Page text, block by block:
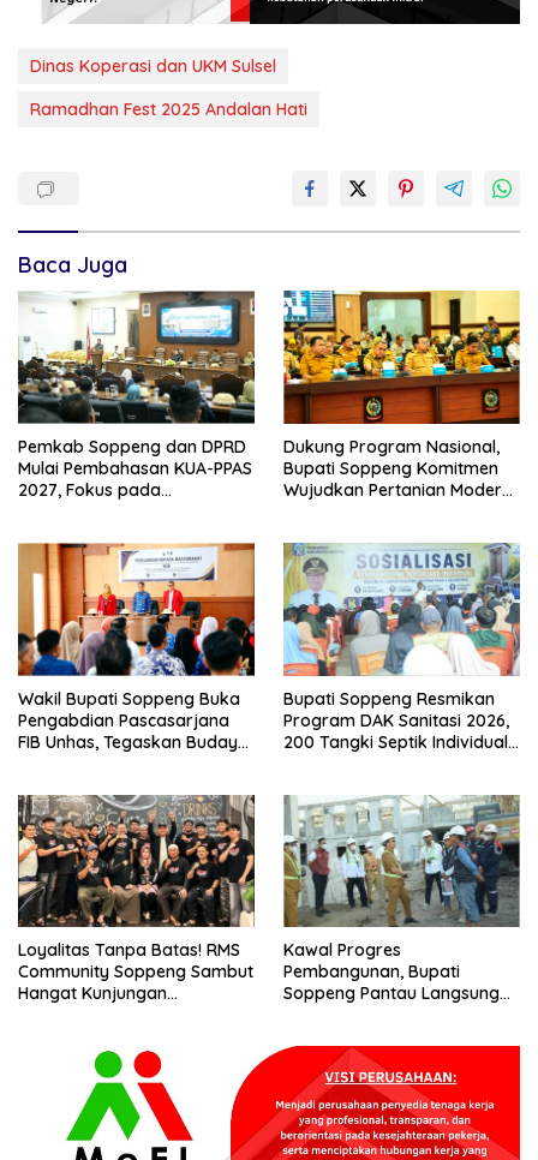
Dinas Koperasi dan UKM Sulsel
Ramadhan Fest 2025 Andalan Hati
Baca Juga
Pemkab Soppeng dan DPRD
Mulai Pembahasan KUA-PPAS
2027, Fokus pada
Dukung Program Nasional,
Bupati Soppeng Komitmen
Wujudkan Pertanian Modern
Wakil Bupati Soppeng Buka
Pengabdian Pascasarjana
FIB Unhas, Tegaskan Budaya
Bupati Soppeng Resmikan
Program DAK Sanitasi 2026,
200 Tangki Septik Individual
Loyalitas Tanpa Batas! RMS
Community Soppeng Sambut
Hangat Kunjungan
Kawal Progres
Pembangunan, Bupati
Soppeng Pantau Langsung